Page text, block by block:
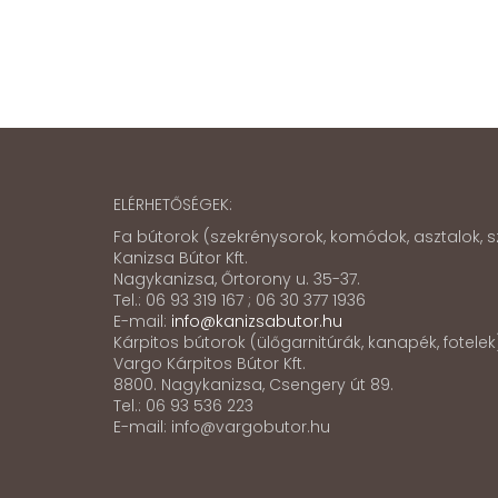
ELÉRHETŐSÉGEK:
Fa bútorok (szekrénysorok, komódok, asztalok,
Kanizsa Bútor Kft.
Nagykanizsa, Őrtorony u. 35-37.
Tel.: 06 93 319 167 ; 06 30 377 1936
E-mail: info@kanizsabutor.hu
Kárpitos bútorok (ülőgarnitúrák, kanapék,
Vargo Kárpitos Bútor Kft.
8800. Nagykanizsa, Csengery út 89.
Tel.: 06 93 536 223
E-mail: info@vargobutor.hu